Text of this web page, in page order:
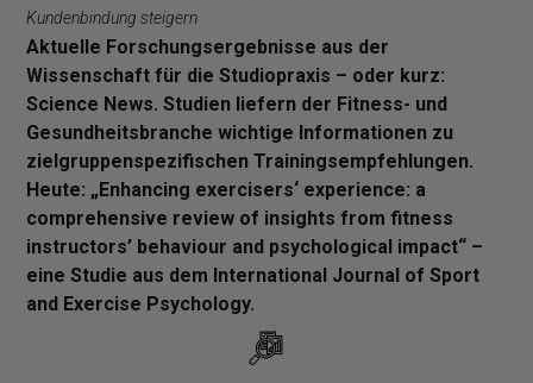
Kundenbindung steigern
Aktuelle Forschungsergebnisse aus der
Wissenschaft für die Studiopraxis – oder kurz:
Science News. Studien liefern der Fitness- und
Gesundheitsbranche wichtige Informationen zu
zielgruppenspezifischen Trainingsempfehlungen.
Heute: „Enhancing exercisers‘ experience: a
comprehensive review of insights from fitness
instructors’ behaviour and psychological impact“ –
eine Studie aus dem International Journal of Sport
and Exercise Psychology.